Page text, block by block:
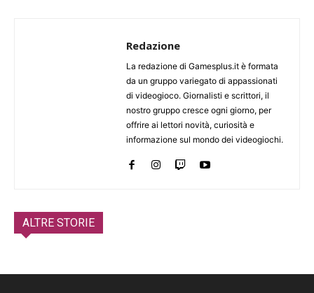
Redazione
La redazione di Gamesplus.it è formata
da un gruppo variegato di appassionati
di videogioco. Giornalisti e scrittori, il
nostro gruppo cresce ogni giorno, per
offrire ai lettori novità, curiosità e
informazione sul mondo dei videogiochi.
ALTRE STORIE